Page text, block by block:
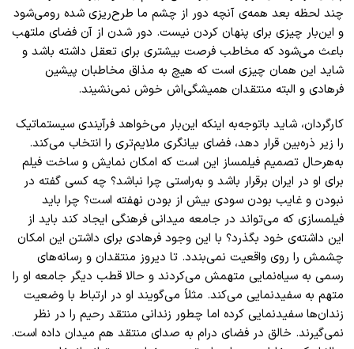
چند لحظه بعد همه‌ی آنچه دور از چشم ما طرح‌ریزی شده رومی‌شود
و این‌بار چیزی برای پنهان کردن نیست. دور شدن از آن فضای ملتهب
باعث می‌شود که مخاطب فرصت بیشتری برای تعقل داشته باشد و
شاید این همان چیزی است که هیچ به مذاق مخاطبان پیشین
فرهادی و البته منتقدان همیشگی‌اش خوش نمی‌نشیند.
کارگردان، شاید باتوجه‌به اینکه این‌بار می‌خواهد فرآیندی سیستماتیک
را زیر ذره‌بین قرار دهد، فضای بیانگری ملایم‌تری را انتخاب می‌کند.
به‌هرحال تصمیم فیلمساز این است که امکان نمایش و ساخت فیلم
برای او در ایران برقرار باشد و به‌راستی چرا نباشد؟ چه کسی گفته در
نبودن و غایب بودن سودی بیش از بودن نهفته است؟ چرا باید
فیلمسازی که می‌تواند در جامعه میدانی فرهنگی ایجاد کند باید از
این داشته‌ی خود بگذرد؟ با این وجود فرهادی برای داشتن این امکان
چشمش را روی واقعیت نمی‌بندد. تا دیروز منتقدان و رسانه‌های
رسمی به سیاه‌نمایی متهمش می‌کردند و حالا قطب دیگر جامعه او را
متهم به سفیدنمایی می‌کند. مثلاً می‌گویند او در ارتباط با وضعیت
زندان‌ها سفیدنمایی کرده اما چطور زندانی منتقد رحیم را در نظر
نمی‌گیرند. خالق در فضای درام به صدای منتقد هم میدان داده است.